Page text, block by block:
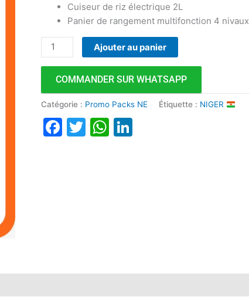
Cuiseur de riz électrique 2L
Panier de rangement multifonction 4 nivaux
Ajouter au panier
COMMANDER SUR WHATSAPP
Catégorie : Promo Packs NE Étiquette : NIGER
Facebook
TwitterWhatsApp